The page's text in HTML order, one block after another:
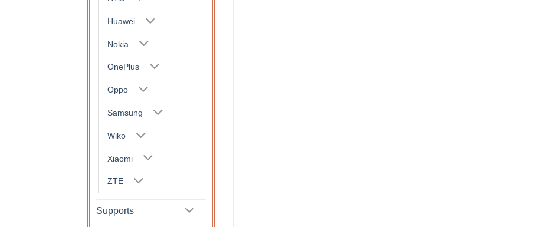
Huawei
Nokia
OnePlus
Oppo
Samsung
Wiko
Xiaomi
ZTE
Supports